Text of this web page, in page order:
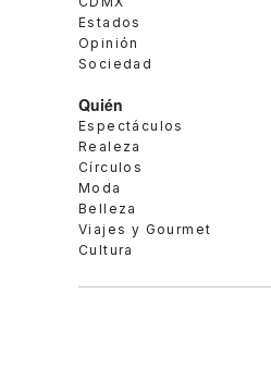
Estados
Opinión
Sociedad
Quién
Espectáculos
Realeza
Círculos
Moda
Belleza
Viajes y Gourmet
Cultura